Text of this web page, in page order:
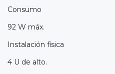
Consumo
92 W máx.
Instalación física
4 U de alto.